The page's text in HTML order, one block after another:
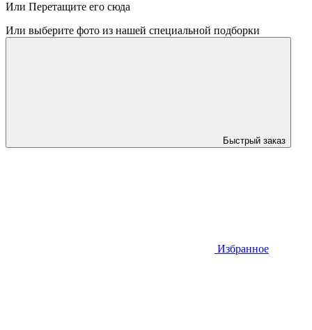
Или Перетащите его сюда
Или выберите фото из нашей специальной подборки
Быстрый заказ
Избранное